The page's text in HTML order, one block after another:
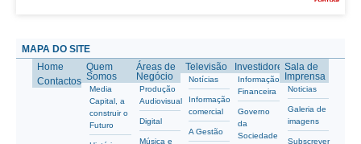
MAPA DO SITE
Home
Contactos
Quem
Somos
Media
Capital, a
construir o
Futuro
Áreas de
Negócio
Produção
Audiovisual
Digital
Música e
Televisão
Notícias
Informação
comercial
A Gestão
Investidores
Informação
Financeira
Governo
da
Sociedade
Sala de
Imprensa
Noticias
Galeria de
imagens
Subscrever